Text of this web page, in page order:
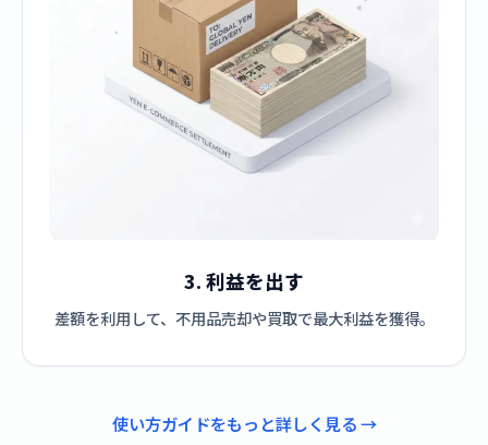
3. 利益を出す
差額を利用して、不用品売却や買取で最大利益を獲得。
使い方ガイドをもっと詳しく見る →